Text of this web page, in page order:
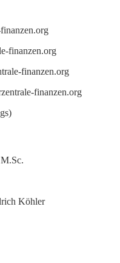
finanzen.org
finanzen.org
finanzen.org
Köhler